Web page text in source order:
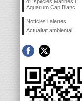
d'Espècies Marines i
Aquarium Cap Blanc
Notícies i alertes
Actualitat ambiental